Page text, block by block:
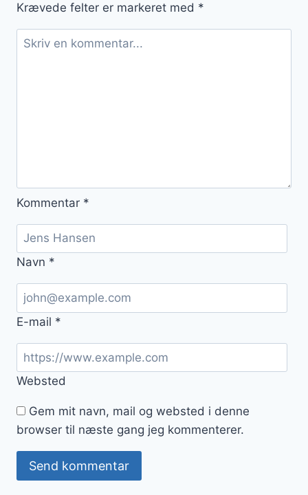
Krævede felter er markeret med *
Kommentar *
Navn *
E-mail *
Websted
Gem mit navn, mail og websted i denne
browser til næste gang jeg kommenterer.